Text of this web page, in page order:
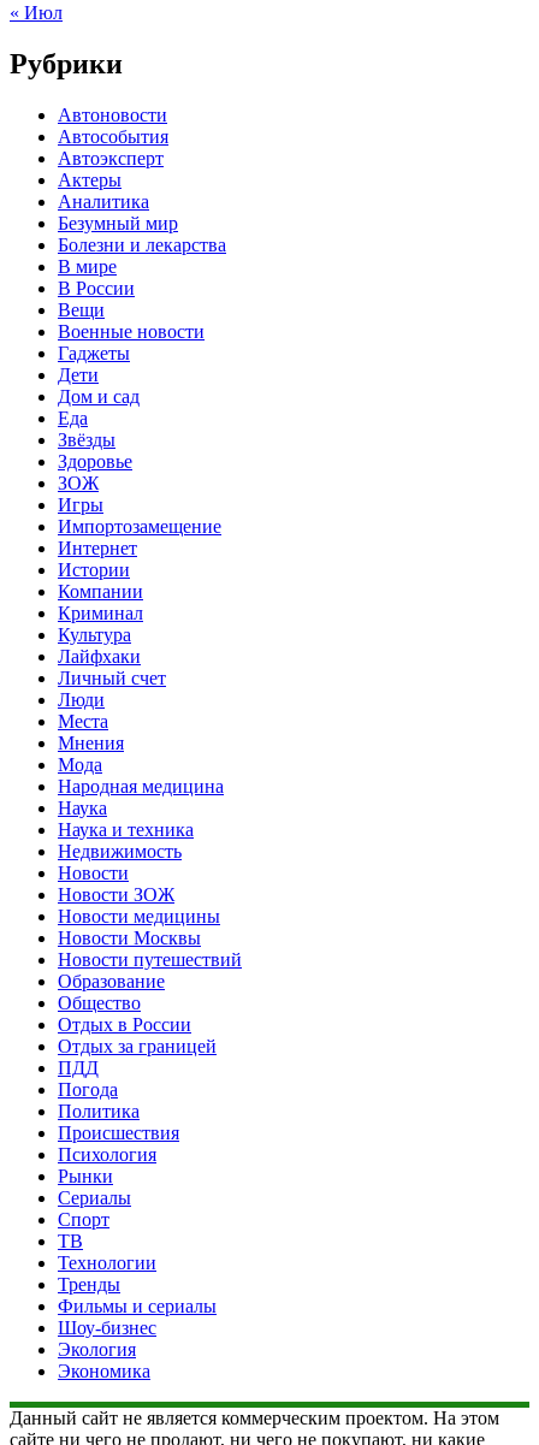
« Июл
Рубрики
Автоновости
Автособытия
Автоэксперт
Актеры
Аналитика
Безумный мир
Болезни и лекарства
В мире
В России
Вещи
Военные новости
Гаджеты
Дети
Дом и сад
Еда
Звёзды
Здоровье
ЗОЖ
Игры
Импортозамещение
Интернет
Истории
Компании
Криминал
Культура
Лайфхаки
Личный счет
Люди
Места
Мнения
Мода
Народная медицина
Наука
Наука и техника
Недвижимость
Новости
Новости ЗОЖ
Новости медицины
Новости Москвы
Новости путешествий
Образование
Общество
Отдых в России
Отдых за границей
ПДД
Погода
Политика
Происшествия
Психология
Рынки
Сериалы
Спорт
ТВ
Технологии
Тренды
Фильмы и сериалы
Шоу-бизнес
Экология
Экономика
Данный сайт не является коммерческим проектом. На этом
сайте ни чего не продают, ни чего не покупают, ни какие